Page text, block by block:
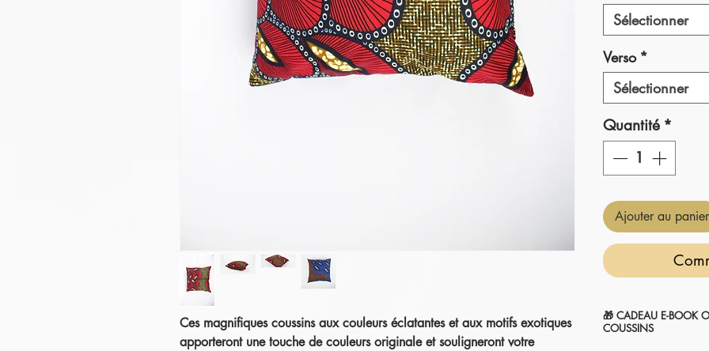
Ces magnifiques coussins aux couleurs éclatantes et aux motifs exotiques
apporteront une touche de couleurs originale et souligneront votre
Sélectionner
Verso *
Sélectionner
Quantité *
Ajouter au panier
🎁 CADEAU E-BOOK
COUSSINS